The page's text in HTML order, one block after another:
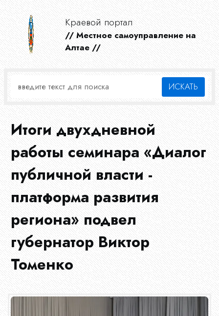
Краевой портал
// Местное самоуправление на
Алтае //
Итоги двухдневной
работы семинара «Диалог
публичной власти -
платформа развития
региона» подвел
губернатор Виктор
Томенко